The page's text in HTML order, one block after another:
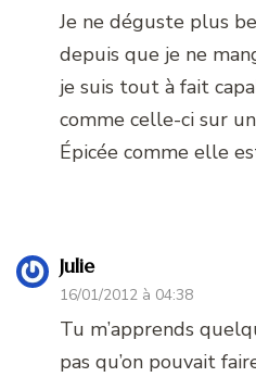
Je ne déguste plus
depuis que je ne
je suis tout à fait
comme celle-ci sur
Épicée comme elle
Julie
16/01/2012 à 04:38
Tu m’apprends
pas qu’on pouvait